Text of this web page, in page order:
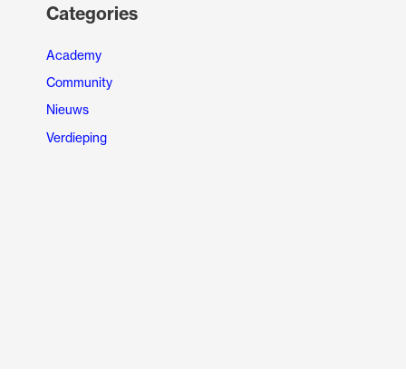
Categories
Academy
Community
Nieuws
Verdieping